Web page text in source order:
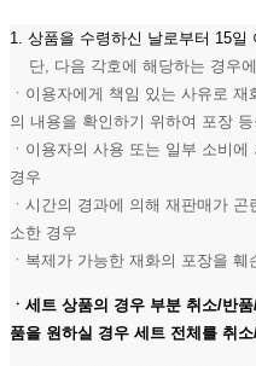
1. 상품을 수령하신 날로부터 15
단, 다음 각호에 해당하는 경우
ㆍ이용자에게 책임 있는 사유로
의 내용을 확인하기 위하여 포장
ㆍ이용자의 사용 또는 일부 소비
경우
ㆍ시간의 경과에 의해 재판매가
소한 경우
ㆍ복제가 가능한 재화의 포장을 훼
ㆍ세트 상품의 경우 부분 취소/반
품을 원하실 경우 세트 전체를 취